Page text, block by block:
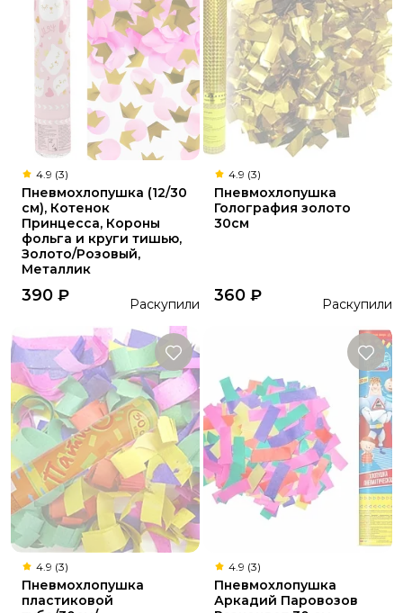
4.9 (3)
Пневмохлопушка (12/30
см), Котенок
Принцесса, Короны
фольга и круги тишью,
Золото/Розовый,
Металлик
390 ₽ Раскупили
4.9 (3)
Пневмохлопушка
Голография золото
30см
360 ₽ Раскупили
4.9 (3)
Пневмохлопушка
пластиковой
4.9 (3)
Пневмохлопушка
Аркадий Паровозов